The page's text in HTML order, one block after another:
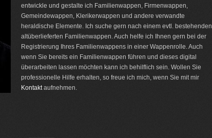
entwickle und gestalte ich Familienwappen, Firmenwappen,
Gemeindewappen, Klerikerwappen und andere verwandte
heraldische Elemente. Ich suche gern nach einem evtl. bestehenden
altüberlieferten Familienwappen. Auch helfe ich Ihnen gern bei der
Registrierung Ihres Familienwappens in einer Wappenrolle. Auch
wenn Sie bereits ein Familienwappen führen und dieses digital
überarbeiten lassen möchten kann ich behilflich sein. Wollen Sie
professionelle Hilfe erhalten, so freue ich mich, wenn Sie mit mir
Kontaktaufnehmen.